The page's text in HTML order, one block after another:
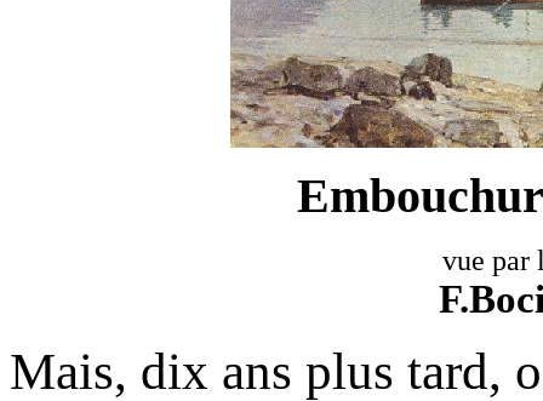
vue par
Mais, dix ans plus tard,